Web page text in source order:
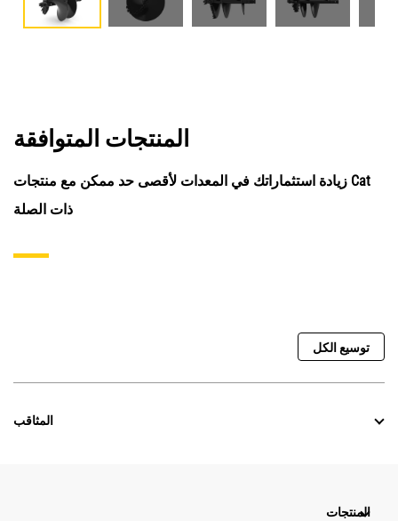
المنتجات المتوافقة
زيادة استثماراتك في المعدات لأقصى حد ممكن مع منتجات Cat
ذات الصلة
توسيع الكل
المثاقب
المنتجات